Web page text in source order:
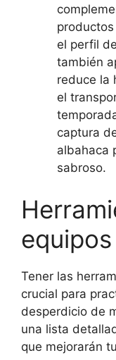
el perfil
también
reduce la
el
captura
albahaca
sabroso.
Tener las
crucial para
desperdicio de
una lista
que mejorarán